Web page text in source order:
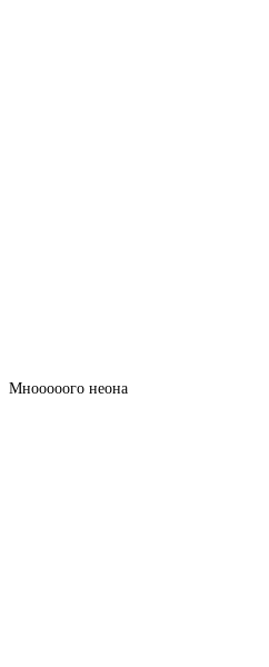
Мнооооого неона